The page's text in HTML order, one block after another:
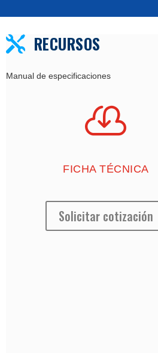
 RECURSOS
Manual de especificaciones

FICHA TÉCNICA
Solicitar cotización